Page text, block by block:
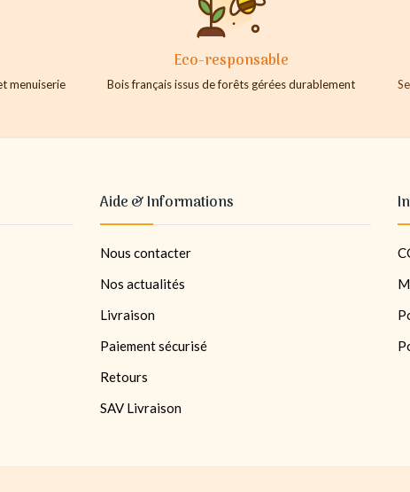
menuiserie
Eco-responsable
Bois français issus de forêts gérées durablement
Aide & Informations
Nous contacter
Nos actualités
Livraison
Paiement sécurisé
Retours
SAV Livraison